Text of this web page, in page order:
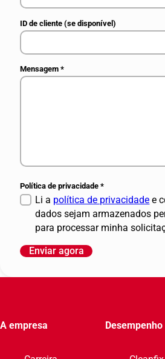
ID de cliente (se disponível)
Mensagem*
Política de privacidade*
Li a política de privacidade e
dados sejam armazenados
para processar minha
Enviar agora
l
n
A empresa Desempenho